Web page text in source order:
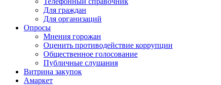
Для граждан
Для организаций
Опросы
Мнения горожан
Оценить противодействие коррупции
Общественное голосование
Публичные слушания
Витрина закупок
Амаркет